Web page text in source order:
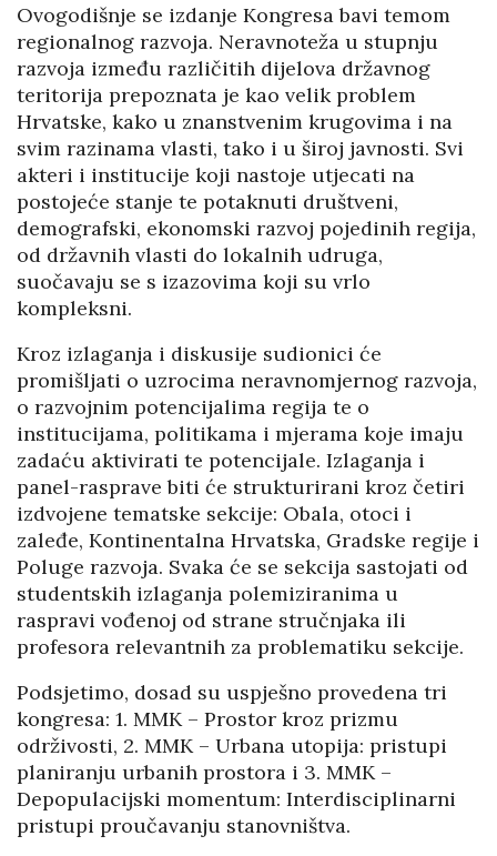
Ovogodišnje se izdanje Kongresa bavi temom
regionalnog razvoja. Neravnoteža u stupnju
razvoja između različitih dijelova državnog
teritorija prepoznata je kao velik problem
Hrvatske, kako u znanstvenim krugovima i na
svim razinama vlasti, tako i u široj javnosti. Svi
akteri i institucije koji nastoje utjecati na
postojeće stanje te potaknuti društveni,
demografski, ekonomski razvoj pojedinih regija,
od državnih vlasti do lokalnih udruga,
suočavaju se s izazovima koji su vrlo
kompleksni.
Kroz izlaganja i diskusije sudionici će
promišljati o uzrocima neravnomjernog razvoja,
o razvojnim potencijalima regija te o
institucijama, politikama i mjerama koje imaju
zadaću aktivirati te potencijale. Izlaganja i
panel-rasprave biti će strukturirani kroz četiri
izdvojene tematske sekcije: Obala, otoci i
zaleđe, Kontinentalna Hrvatska, Gradske regije i
Poluge razvoja. Svaka će se sekcija sastojati od
studentskih izlaganja polemiziranima u
raspravi vođenoj od strane stručnjaka ili
profesora relevantnih za problematiku sekcije.
Podsjetimo, dosad su uspješno provedena tri
kongresa: 1. MMK – Prostor kroz prizmu
održivosti, 2. MMK – Urbana utopija: pristupi
planiranju urbanih prostora i 3. MMK –
Depopulacijski momentum: Interdisciplinarni
pristupi proučavanju stanovništva.